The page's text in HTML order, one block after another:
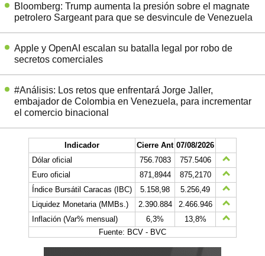
Bloomberg: Trump aumenta la presión sobre el magnate
petrolero Sargeant para que se desvincule de Venezuela
Apple y OpenAI escalan su batalla legal por robo de
secretos comerciales
#Análisis: Los retos que enfrentará Jorge Jaller,
embajador de Colombia en Venezuela, para incrementar
el comercio binacional
Indicador Cierre Ant 07/08/2026
Dólar oficial
756.7083
757.5406
Euro oficial
871,8944
875,2170
Índice Bursátil Caracas (IBC)
5.158,98
5.256,49
Liquidez Monetaria (MMBs.)
2.390.884
2.466.946
Inflación (Var% mensual)
6,3%
13,8%
Fuente: BCV - BVC